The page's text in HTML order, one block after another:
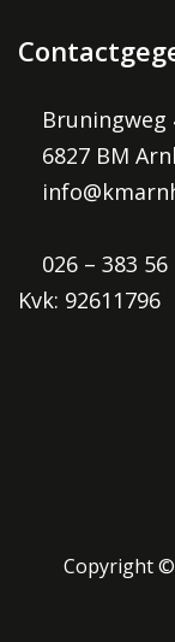
Bruningweg
6827 BM
026 – 383 56
Kvk: 92611796
Copyright ©